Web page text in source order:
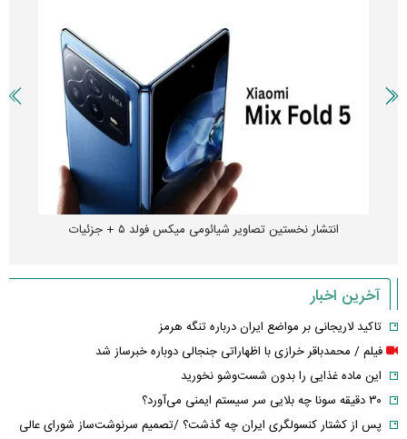
انتشار نخستین تصاویر شیائومی میکس فولد ۵ + جزئیات
آخرین اخبار
تاکید لاریجانی بر مواضع ایران درباره تنگه هرمز
فیلم / محمدباقر خرازی با اظهاراتی جنجالی دوباره خبرساز شد
این ماده غذایی را بدون شست‌وشو نخورید
۳۰ دقیقه سونا چه بلایی سر سیستم ایمنی می‌آورد؟
پس از کشتار کنسولگری ایران چه گذشت؟ /تصمیم سرنوشت‌ساز شورای عالی